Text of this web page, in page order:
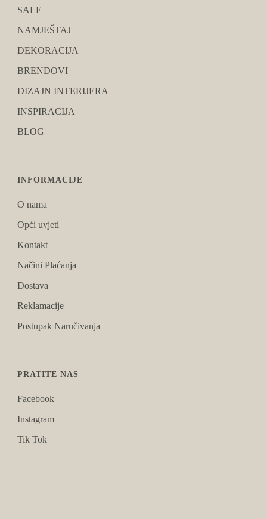
SALE
NAMJEŠTAJ
DEKORACIJA
BRENDOVI
DIZAJN INTERIJERA
INSPIRACIJA
BLOG
INFORMACIJE
O nama
Opći uvjeti
Kontakt
Načini Plaćanja
Dostava
Reklamacije
Postupak Naručivanja
PRATITE NAS
Facebook
Instagram
Tik Tok